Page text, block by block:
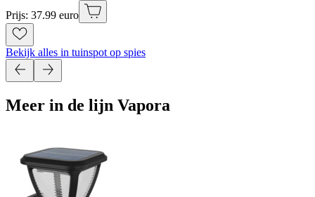
Prijs: 37.99 euro
Bekijk alles in tuinspot op spies
Meer in de lijn Vapora